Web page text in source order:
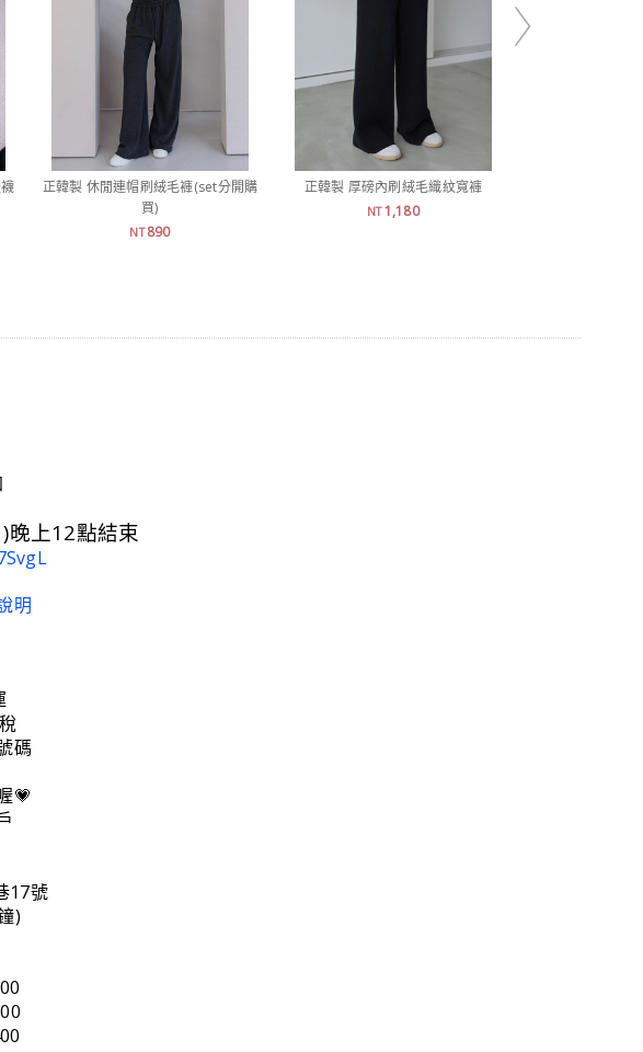
正韓製 休閒連帽刷絨毛褲(set分開購
買)
NT 890
正韓製 厚磅內刷絨毛織紋寬褲
NT1,180
晚上12點結束
明
碼
💗
17號
)